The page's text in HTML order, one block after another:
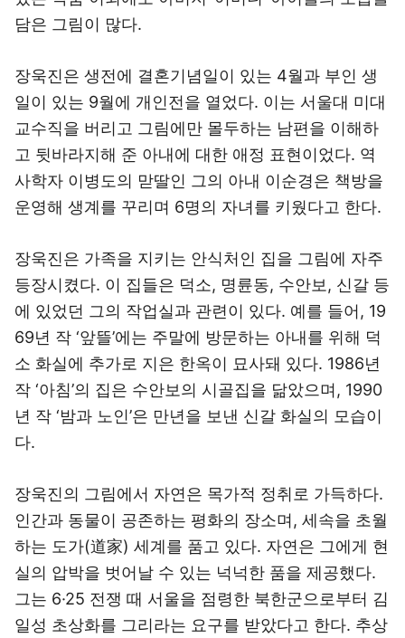
담은 그림이 많다.
장욱진은 생전에 결혼기념일이 있는 4월과 부인 생
일이 있는 9월에 개인전을 열었다. 이는 서울대 미대
교수직을 버리고 그림에만 몰두하는 남편을 이해하
고 뒷바라지해 준 아내에 대한 애정 표현이었다. 역
사학자 이병도의 맏딸인 그의 아내 이순경은 책방을
운영해 생계를 꾸리며 6명의 자녀를 키웠다고 한다.
장욱진은 가족을 지키는 안식처인 집을 그림에 자주
등장시켰다. 이 집들은 덕소, 명륜동, 수안보, 신갈 등
에 있었던 그의 작업실과 관련이 있다. 예를 들어, 19
69년 작 ‘앞뜰’에는 주말에 방문하는 아내를 위해 덕
소 화실에 추가로 지은 한옥이 묘사돼 있다. 1986년
작 ‘아침’의 집은 수안보의 시골집을 닮았으며, 1990
년 작 ‘밤과 노인’은 만년을 보낸 신갈 화실의 모습이
다.
장욱진의 그림에서 자연은 목가적 정취로 가득하다.
인간과 동물이 공존하는 평화의 장소며, 세속을 초월
하는 도가(道家) 세계를 품고 있다. 자연은 그에게 현
실의 압박을 벗어날 수 있는 넉넉한 품을 제공했다.
그는 6·25 전쟁 때 서울을 점령한 북한군으로부터 김
일성 초상화를 그리라는 요구를 받았다고 한다. 추상